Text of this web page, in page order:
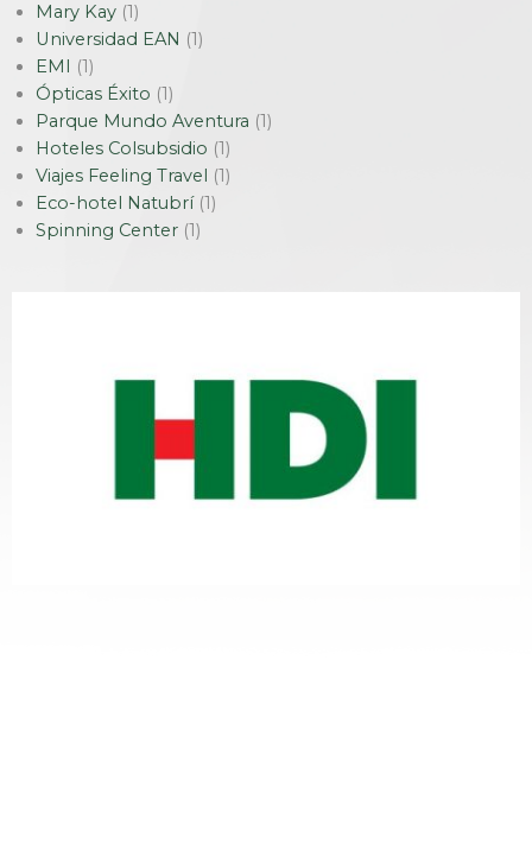
Mary Kay (1)
Universidad EAN (1)
EMI (1)
Ópticas Éxito (1)
Parque Mundo Aventura (1)
Hoteles Colsubsidio (1)
Viajes Feeling Travel (1)
Eco-hotel Natubrí(1)
Spinning Center (1)